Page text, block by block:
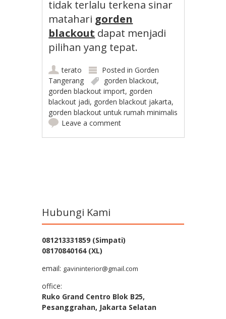
tidak terlalu terkena sinar
matahari gorden
blackout dapat menjadi
pilihan yang tepat.
terato Posted inGorden
Tangerang
gorden blackout,
gorden blackout import, gorden
blackout jadi, gorden blackout jakarta,
gorden blackout untuk rumah minimalis
Leave a comment
Hubungi Kami
081213331859 (Simpati)
08170840164 (XL)
email: gavininterior@gmail.com
office:
Ruko Grand Centro Blok B25,
Pesanggrahan, Jakarta Selatan